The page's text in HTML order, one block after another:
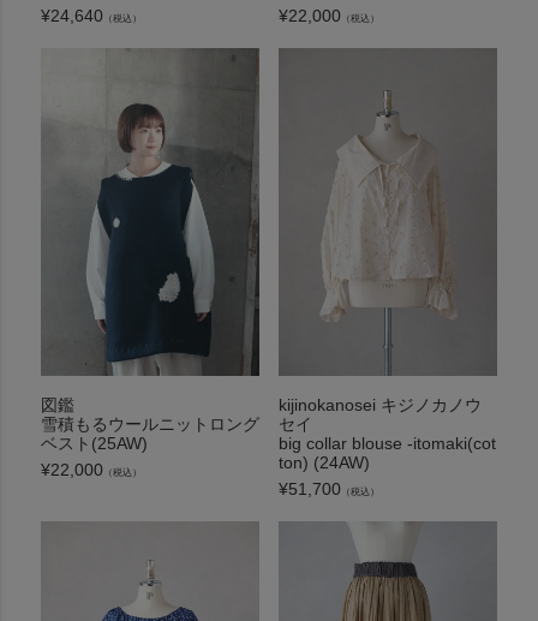
¥24,640 （税込）
¥22,000 （税込）
図鑑
雪積もるウールニットロング
ベスト(25AW)
¥22,000 （税込）
kijinokanosei キジノカノウ
セイ
big collar blouse -itomaki(cot
ton) (24AW)
¥51,700 （税込）